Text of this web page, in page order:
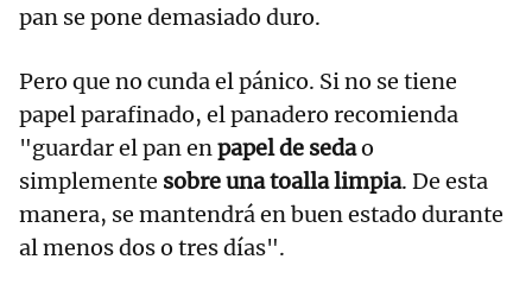
pan se pone demasiado duro.
Pero que no cunda el pánico. Si no se tiene
papel parafinado, el panadero recomienda
"guardar el pan enpapel de sedao
simplemente sobre una toalla limpia. De esta
manera, se mantendrá en buen estado durante
al menos dos o tres días".